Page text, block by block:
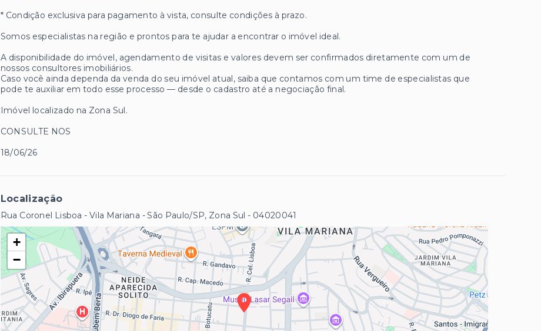
* Condição exclusiva para pagamento à vista, consulte condições à prazo.
Somos especialistas na região e prontos para te ajudar a encontrar o imóvel ideal.
A disponibilidade do imóvel, agendamento de visitas e valores devem ser confirmados diretamente com um de
nossos consultores imobiliários.
Caso você ainda dependa da venda do seu imóvel atual, saiba que contamos com um time de especialistas que
pode te auxiliar em todo esse processo — desde o cadastro até a negociação final.
Imóvel localizado na Zona Sul.
CONSULTE NOS
18/06/26
Localização
Rua Coronel Lisboa - Vila Mariana - São Paulo/SP, Zona Sul - 04020041
+
−